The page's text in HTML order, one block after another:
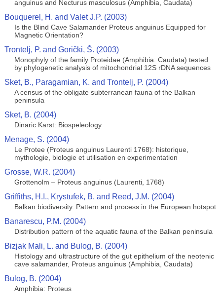
anguinus and Necturus masculosus (Amphibia, Caudata)
Bouquerel, H. and Valet J.P. (2003)
Is the Blind Cave Salamander Proteus anguinus Equipped for
Magnetic Orientation?
Trontelj, P. and Gorički, Š. (2003)
Monophyly of the family Proteidae (Amphibia: Caudata) tested
by phylogenetic analysis of mitochondrial 12S rDNA sequences
Sket, B., Paragamian, K. and Trontelj, P. (2004)
A census of the obligate subterranean fauna of the Balkan
peninsula
Sket, B. (2004)
Dinaric Karst: Biospeleology
Menage, S. (2004)
Le Protee (Proteus anguinus Laurenti 1768): historique,
mythologie, biologie et utilisation en experimentation
Grosse, W.R. (2004)
Grottenolm – Proteus anguinus (Laurenti, 1768)
Griffiths, H.I., Krystufek, B. and Reed, J.M. (2004)
Balkan biodiversity. Pattern and process in the European hotspot
Banarescu, P.M. (2004)
Distribution pattern of the aquatic fauna of the Balkan peninsula
Bizjak Mali, L. and Bulog, B. (2004)
Histology and ultrastructure of the gut epithelium of the neotenic
cave salamander, Proteus anguinus (Amphibia, Caudata)
Bulog, B. (2004)
Amphibia: Proteus